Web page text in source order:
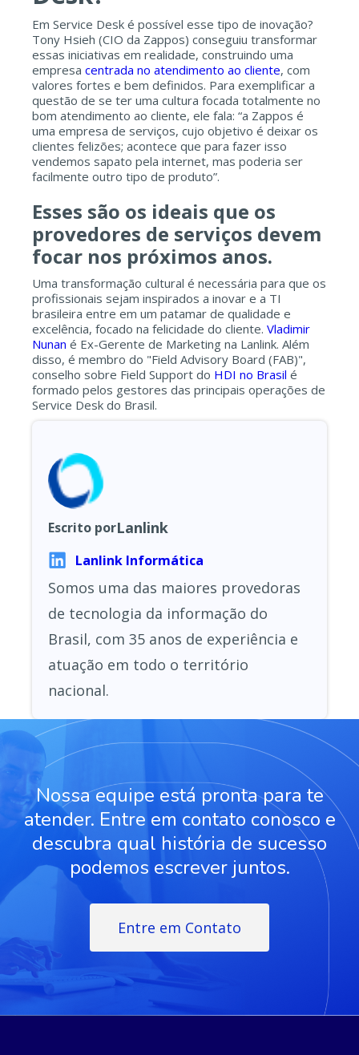
Em Service Desk é possível esse tipo de inovação?
Tony Hsieh (CIO da Zappos) conseguiu transformar
essas iniciativas em realidade, construindo uma
empresa centrada no atendimento ao cliente, com
valores fortes e bem definidos. Para exemplificar a
questão de se ter uma cultura focada totalmente no
bom atendimento ao cliente, ele fala: “a Zappos é
uma empresa de serviços, cujo objetivo é deixar os
clientes felizões; acontece que para fazer isso
vendemos sapato pela internet, mas poderia ser
facilmente outro tipo de produto”.
Esses são os ideais que os
provedores de serviços devem
focar nos próximos anos.
Uma transformação cultural é necessária para que os
profissionais sejam inspirados a inovar e a TI
brasileira entre em um patamar de qualidade e
excelência, focado na felicidade do cliente. Vladimir
Nunan é Ex-Gerente de Marketing na Lanlink. Além
disso, é membro do "Field Advisory Board (FAB)",
conselho sobre Field Support do HDI no Brasil é
formado pelos gestores das principais operações de
Service Desk do Brasil.
Escrito porLanlink
Lanlink Informática
Somos uma das maiores provedoras
de tecnologia da informação do
Brasil, com 35 anos de experiência e
atuação em todo o território
nacional.
Nossa equipe está pronta para te
atender. Entre em contato conosco e
descubra qual história de sucesso
podemos escrever juntos.
Entre em Contato